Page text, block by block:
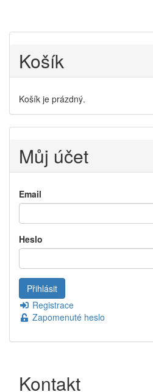
Košík
Košík je prázdný.
Můj účet
Email
Heslo
Registrace
Zapomenuté heslo
Kontakt